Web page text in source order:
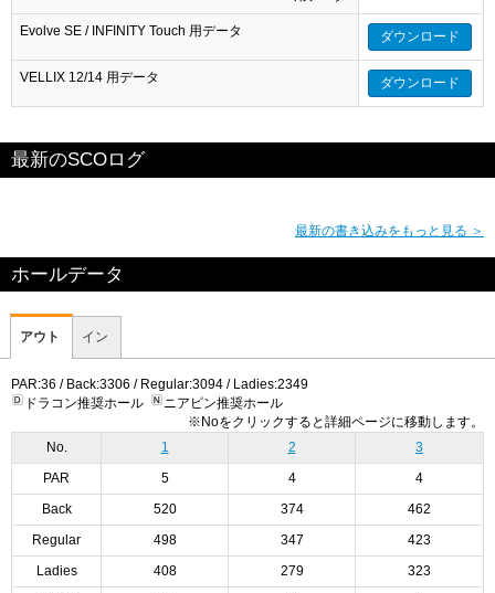
Evolve SE / INFINITY Touch 用データ ダウンロード
VELLIX 12/14 用データ ダウンロード
最新のSCOログ
最新の書き込みをもっと見る ＞
ホールデータ
アウト イン
PAR:36 / Back:3306 / Regular:3094 / Ladies:2349
ドラコン推奨ホール
ニアピン推奨ホール
※Noをクリックすると詳細ページに移動します。
No.
1 2 3
PAR 5 4 4
Back 520 374 462
Regular 498 347 423
Ladies 408 279 323